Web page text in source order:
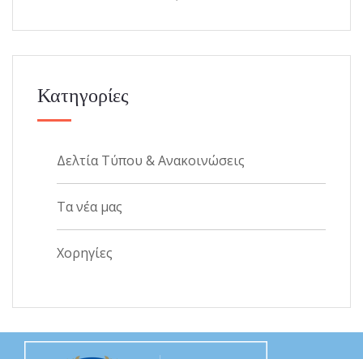
Κατηγορίες
Δελτία Τύπου & Ανακοινώσεις
Τα νέα μας
Χορηγίες